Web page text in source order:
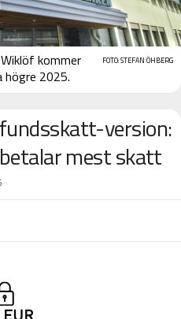
FOTO: STEFAN ÖHBERG
kommer
2025.
version:
mest skatt